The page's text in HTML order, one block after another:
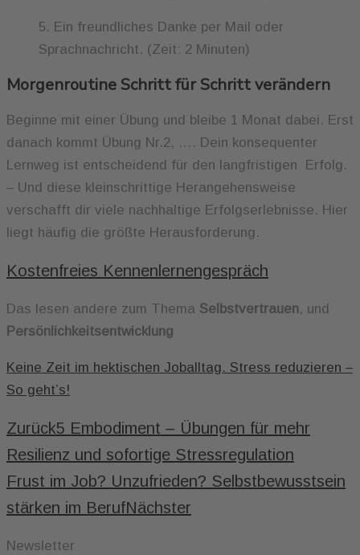
5. Ein freundliches Danke per Mail oder
Sprachnachricht. (Zeit: 2 Minuten)
Morgenroutine Schritt für Schritt verändern
Beginne mit einer Übung und bleibe 1 Monat dabei. Erst
danach kommt Übung Nr.2, …. Dein konsequenter
Lernweg ist entscheidend für den langfristigen Erfolg.
– Und diese kleinschrittige Herangehensweise
verschafft dir viele nachhaltige Erfolgserlebnisse. Hier
liegt häufig die größte Herausforderung.
Kostenfreies Kennenlernengespräch
Das lesen andere zum Thema Selbstvertrauen, und
Persönlichkeitsentwicklung
Keine Zeit im hektischen Joballtag. Stress reduzieren –
So geht’s!
Zurück5 Embodiment – Übungen für mehr
Resilienz und sofortige Stressregulation
Frust im Job? Unzufrieden? Selbstbewusstsein
stärken im BerufNächster
Newsletter